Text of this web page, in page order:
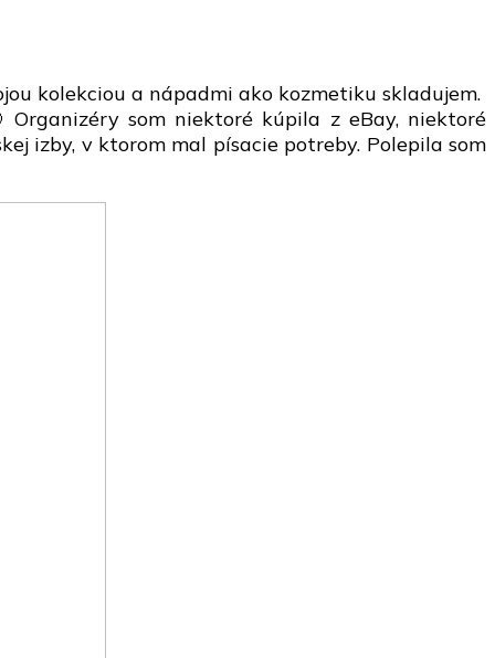
kolekciou a nápadmi ako kozmetiku skladujem.
som niektoré kúpila z eBay, niektoré
izby, v ktorom mal písacie potreby. Polepila som